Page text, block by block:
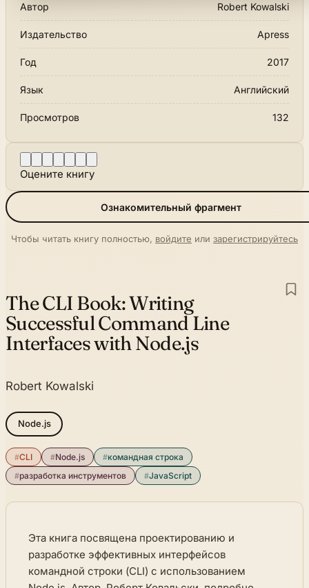
Автор Robert Kowalski
Издательство Apress
Год 2017
Язык Английский
Просмотров 132
Оцените книгу
Ознакомительный фрагмент
Чтобы читать книгу полностью, войдите или зарегистрируйтесь
The CLI Book:Writing
Successful Command Line
Interfaces with Node.js
Robert Kowalski
Node.js
#CLI #Node.js #командная строка
#разработка инструментов #JavaScript
Эта книга посвящена проектированию и
разработке эффективных интерфейсов
командной строки (CLI) с использованием